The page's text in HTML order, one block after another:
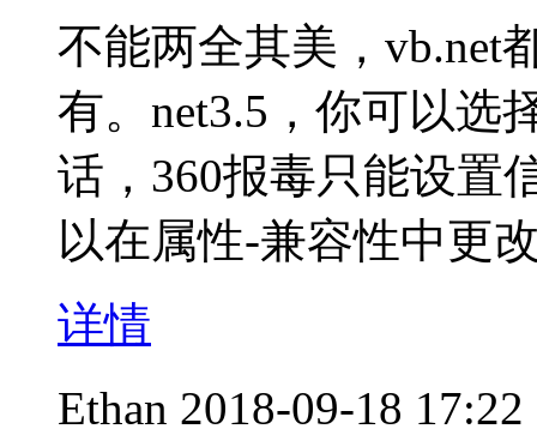
不能两全其美，vb.net
有。net3.5，你可以选
话，360报毒只能设置
以在属性-兼容性中更
详情
Ethan 2018-09-18 17:22